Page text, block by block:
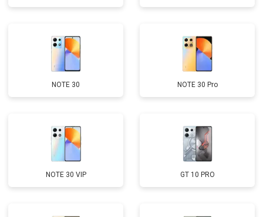
NOTE 30 NOTE 30 Pro
NOTE 30 VIP GT 10 PRO